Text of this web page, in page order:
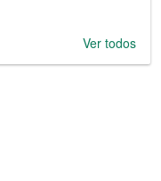
Ver todos